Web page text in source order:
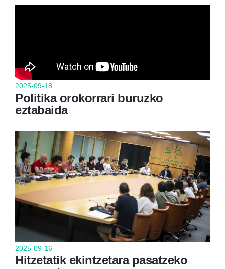
2025-09-18
Politika orokorrari buruzko
eztabaida
2025-09-16
Hitzetatik ekintzetara pasatzeko